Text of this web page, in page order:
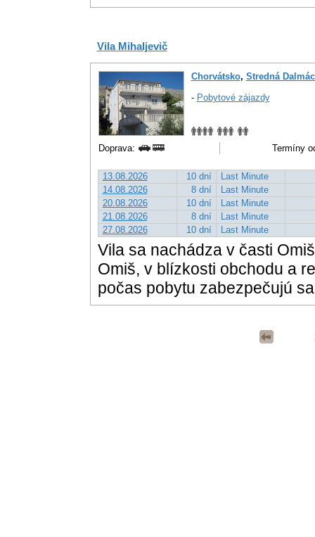
Vila Mihaljevič
Chorvátsko, Stredná
- Pobytové zájazdy
Doprava: Termíny
13.08.2026 10 dní
Last Minute
14.08.2026
8 dní
Last Minute
20.08.2026
10 dní Last Minute
21.08.2026
8 dní Last Minute
27.08.2026
10 dní Last Minute
Vila sa nachádza v časti
Omiš, v blízkosti obchodu a
počas pobytu zabezpečujú